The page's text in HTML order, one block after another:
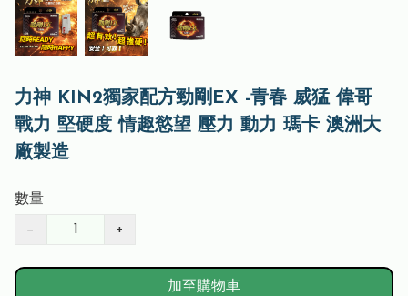
力神 KIN2獨家配方勁剛EX -青春 威猛 偉哥
戰力 堅硬度 情趣慾望 壓力 動力 瑪卡 澳洲大
廠製造
數量
− +
加至購物車